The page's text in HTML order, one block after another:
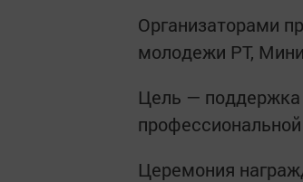
Организаторами
молодежи РТ,
Цель —
Церемония